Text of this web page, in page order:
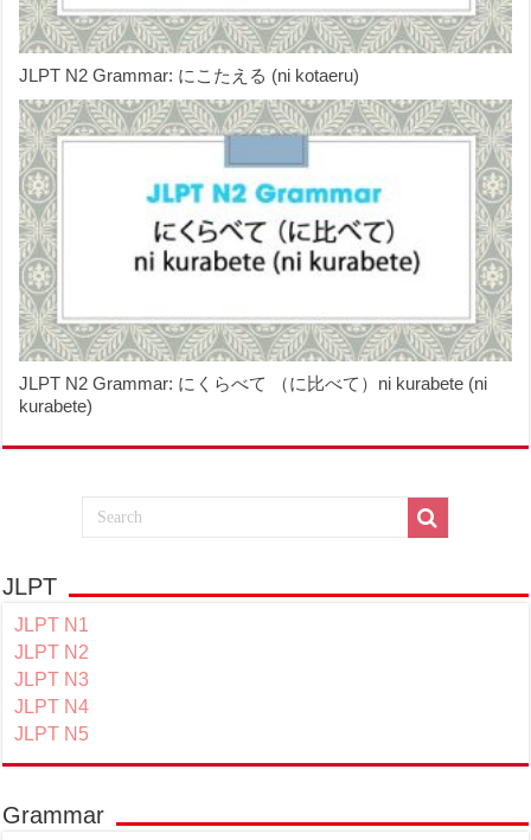
JLPT N2 Grammar: にこたえる (ni kotaeru)
JLPT N2 Grammar: にくらべて （に比べて）ni kurabete (ni
kurabete)
JLPT
JLPT N1
JLPT N2
JLPT N3
JLPT N4
JLPT N5
Grammar